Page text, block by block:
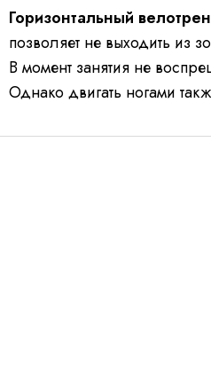
Горизонтальный
позволяет не выходить из
В момент занятия не
Однако двигать ногами